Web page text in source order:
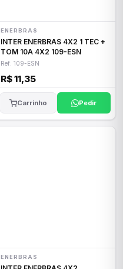
ENERBRAS
INTER ENERBRAS 4X2 1 TEC +
TOM 10A 4X2 109-ESN
Ref: 109-ESN
R$ 11,35
Carrinho Pedir
ENERBRAS